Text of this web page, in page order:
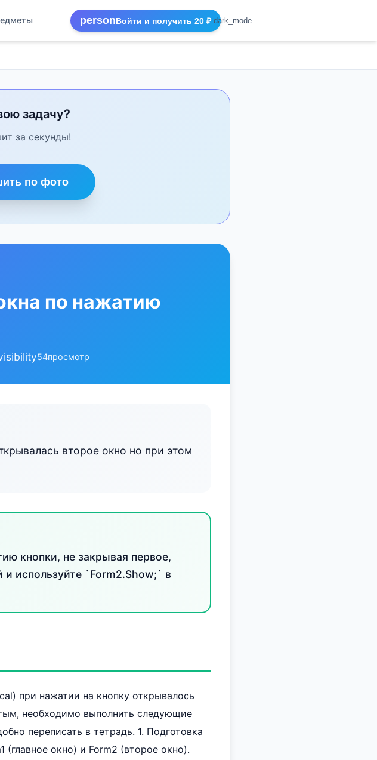
personВойти и получить 20 ₽ dark_mode
задачу?
за секунды!
по фото
по нажатию
54просмотр
второе окно но при этом
кнопки, не закрывая первое,
используйте `Form2.Show;` в
при нажатии на кнопку открывалось
необходимо выполнить следующие
переписать в тетрадь. 1. Подготовка
окно) и Form2 (второе окно).